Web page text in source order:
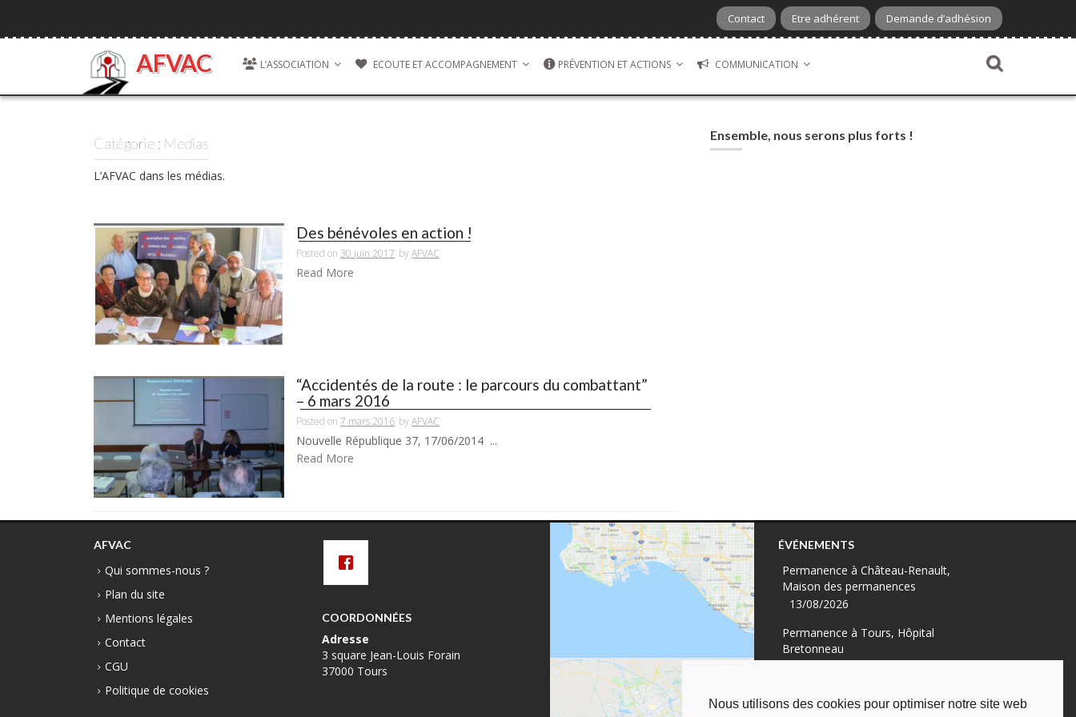
Nous utilisons des cookies pour optimiser notre site web
content
Contact Etre adhérent Demande d’adhésion
AFVAC L’ASSOCIATION ECOUTE ET ACCOMPAGNEMENT PRÉVENTION ET ACTIONS COMMUNICATION
Catégorie : Medias
L’AFVAC dans les médias.
Des bénévoles en action !
Posted on 30 juin 2017 byAFVAC
Read More
“Accidentés de la route : le parcours du combattant”
– 6 mars 2016
Posted on7 mars 2016 byAFVAC
Nouvelle République 37, 17/06/2014 ...
Read More
Ensemble, nous serons plus forts !
AFVAC
Qui sommes-nous ?
Plan du site
Mentions légales
Contact
CGU
Politique de cookies
COORDONNÉES
Adresse
3 square Jean-Louis Forain
37000 Tours
ÉVÉNEMENTS
Permanence à Château-Renault,
Maison des permanences
13/08/2026
Permanence à Tours, Hôpital
Bretonneau
Permanence à Tours, à l'UDAF
19/08/2026